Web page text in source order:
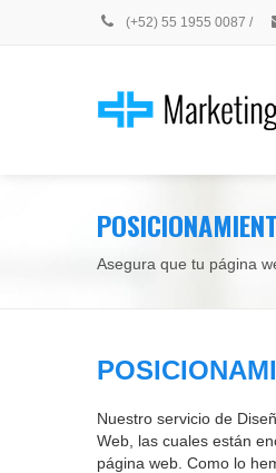
(+52) 55 1955 0087 /
Asegura que tu página
Nuestro servicio de
Web, las cuales están
página web. Como lo